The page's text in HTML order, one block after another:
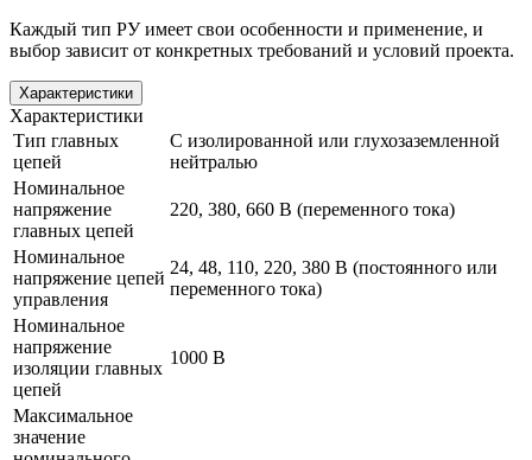
Каждый тип РУ имеет свои особенности и применение, и
выбор зависит от конкретных требований и условий проекта.
Характеристики
Характеристики
Тип главных
цепей
С изолированной или глухозаземленной
нейтралью
Номинальное
напряжение
главных цепей
220, 380, 660 В (переменного тока)
Номинальное
напряжение цепей
управления
24, 48, 110, 220, 380 В (постоянного или
переменного тока)
Номинальное
напряжение
изоляции главных
цепей
1000 В
Максимальное
значение